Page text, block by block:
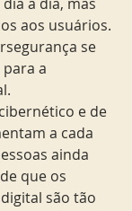
aos usuários.
se
a
e de
a cada
ainda
que os
são tão